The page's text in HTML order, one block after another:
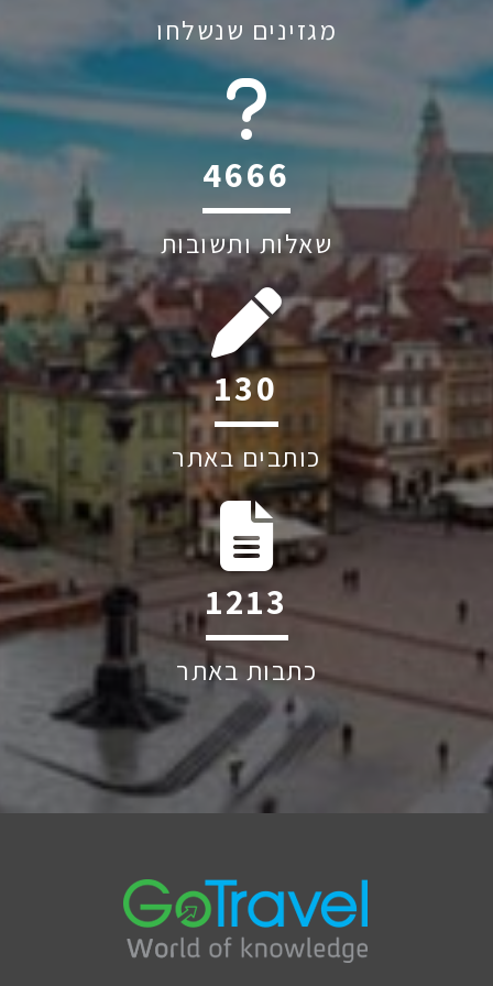
מגזינים שנשלחו
6045
שאלות ותשובות
243
כותבים באתר
2264
כתבות באתר